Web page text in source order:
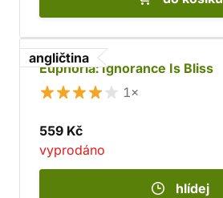
angličtina
Euphoria: Ignorance Is Bliss
1×
559 Kč
vyprodáno
hlídej